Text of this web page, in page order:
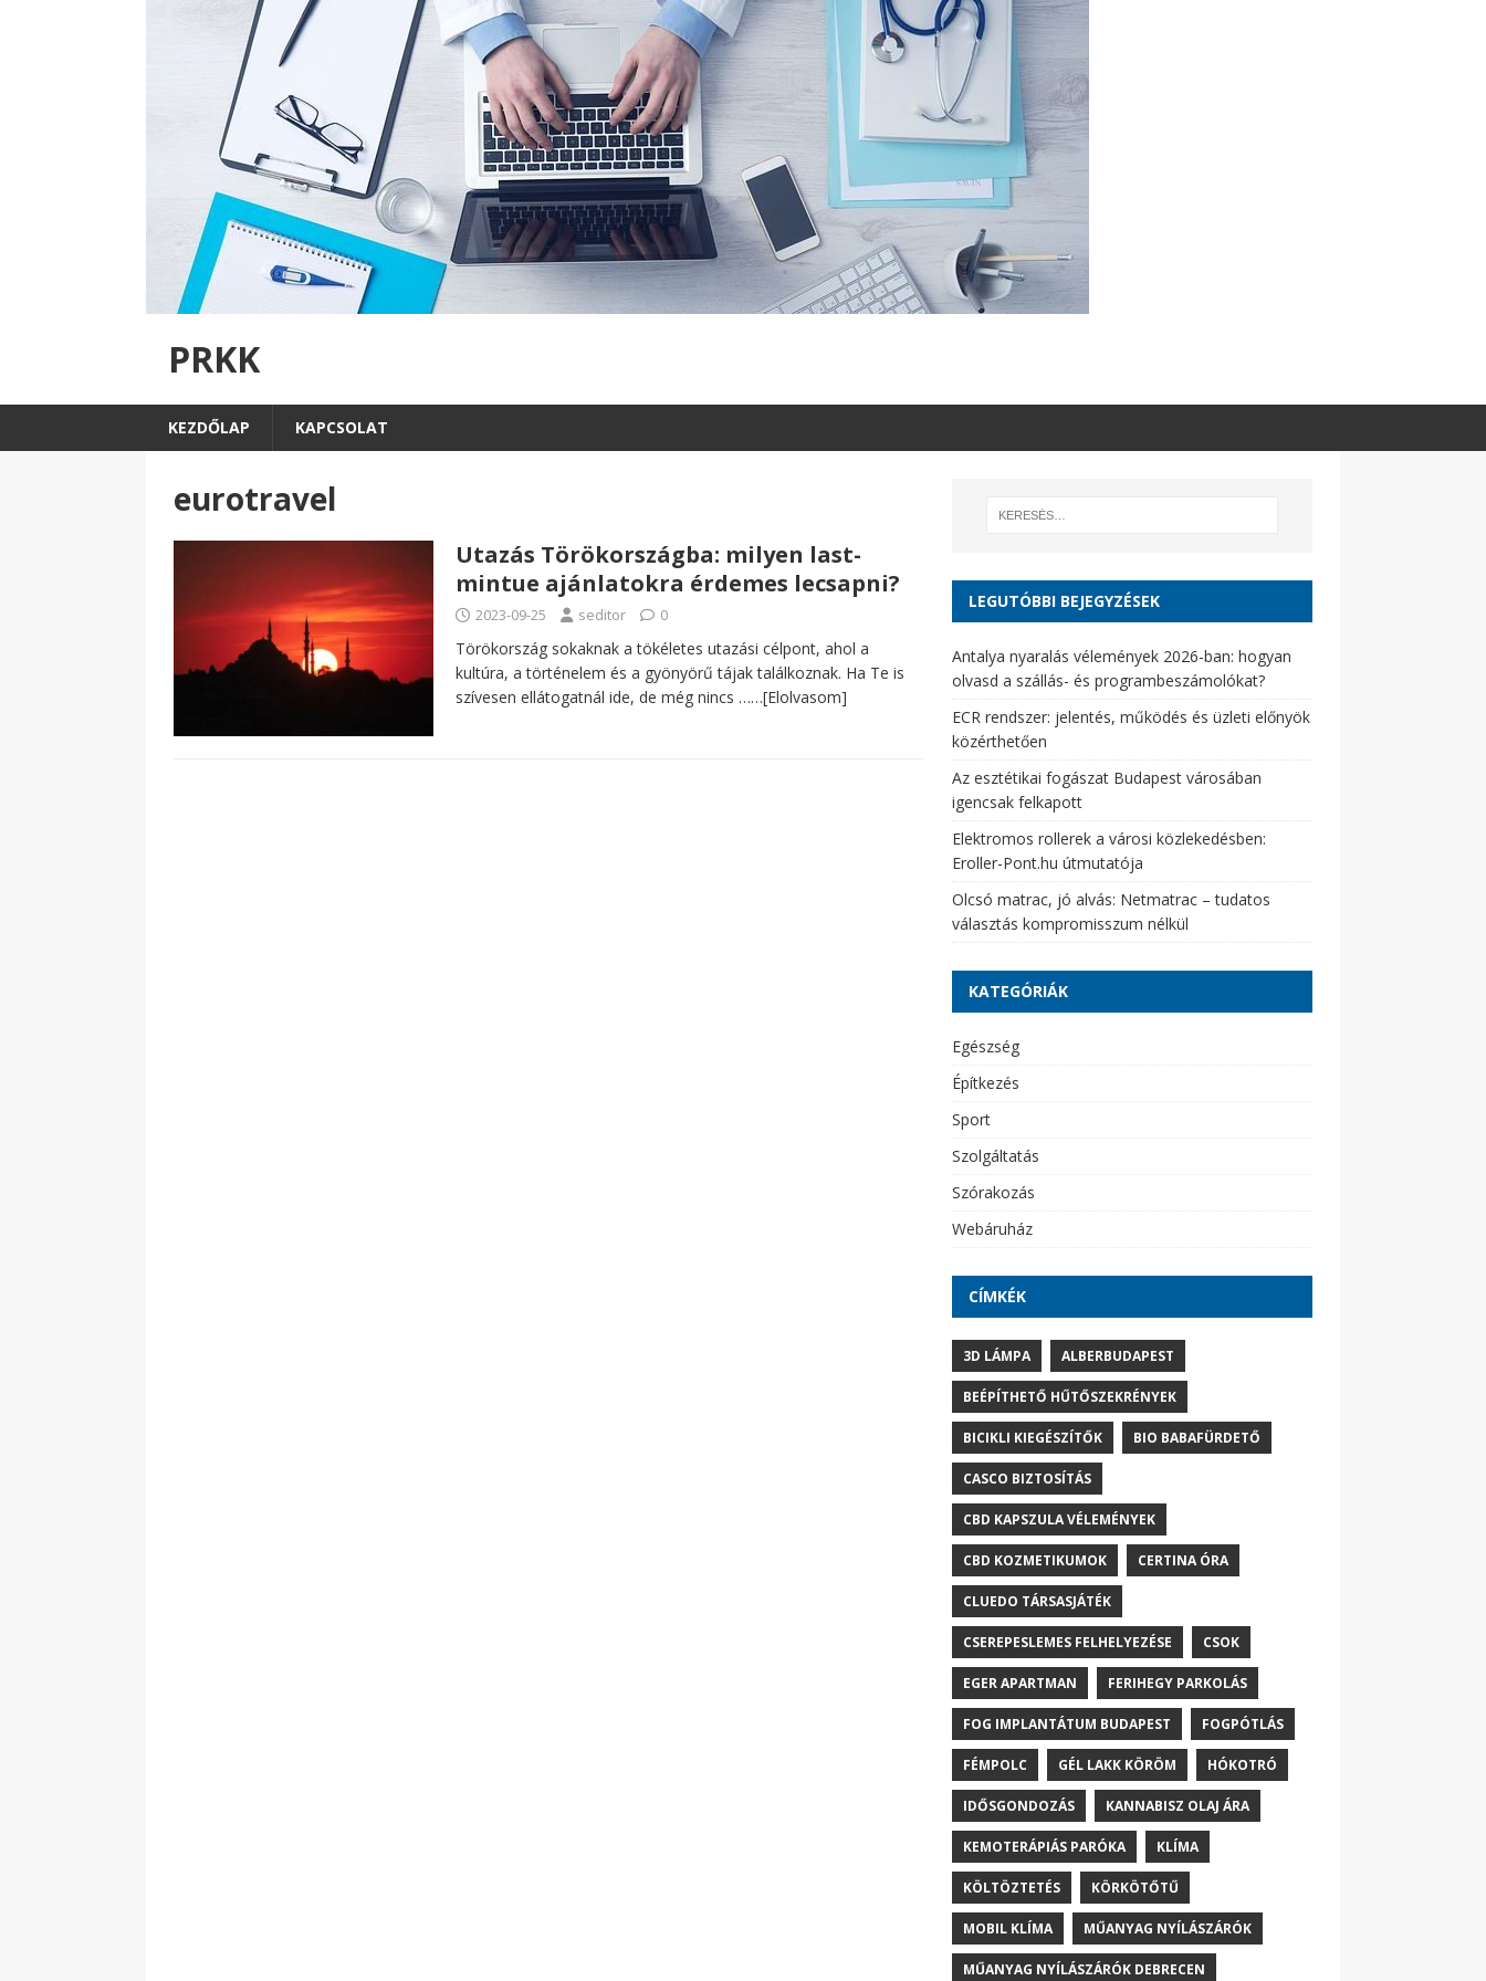
PRKK
KEZDŐLAP KAPCSOLAT
eurotravel
Utazás Törökországba: milyen last-
mintue ajánlatokra érdemes lecsapni?
2023-09-25 seditor 0
Törökország sokaknak a tökéletes utazási célpont, ahol a
kultúra, a történelem és a gyönyörű tájak találkoznak. Ha Te is
szívesen ellátogatnál ide, de még nincs ……[Elolvasom]
LEGUTÓBBI BEJEGYZÉSEK
Antalya nyaralás vélemények 2026-ban: hogyan
olvasd a szállás- és programbeszámolókat?
ECR rendszer: jelentés, működés és üzleti előnyök
közérthetően
Az esztétikai fogászat Budapest városában
igencsak felkapott
Elektromos rollerek a városi közlekedésben:
Eroller-Pont.hu útmutatója
Olcsó matrac, jó alvás: Netmatrac – tudatos
választás kompromisszum nélkül
KATEGÓRIÁK
Egészség
Építkezés
Sport
Szolgáltatás
Szórakozás
Webáruház
CÍMKÉK
3D LÁMPA ALBERBUDAPEST
BEÉPÍTHETŐ HŰTŐSZEKRÉNYEK
BICIKLI KIEGÉSZÍTŐK BIO BABAFÜRDETŐ
CASCO BIZTOSÍTÁS
CBD KAPSZULA VÉLEMÉNYEK
CBD KOZMETIKUMOK CERTINA ÓRA
CLUEDO TÁRSASJÁTÉK
CSEREPESLEMES FELHELYEZÉSE CSOK
EGER APARTMAN FERIHEGY PARKOLÁS
FOG IMPLANTÁTUM BUDAPEST FOGPÓTLÁS
FÉMPOLC GÉL LAKK KÖRÖM HÓKOTRÓ
IDŐSGONDOZÁS KANNABISZ OLAJ ÁRA
KEMOTERÁPIÁS PARÓKA KLÍMA
KÖLTÖZTETÉS KÖRKÖTŐTŰ
MOBIL KLÍMA MŰANYAG NYÍLÁSZÁRÓK
MŰANYAG NYÍLÁSZÁRÓK DEBRECEN